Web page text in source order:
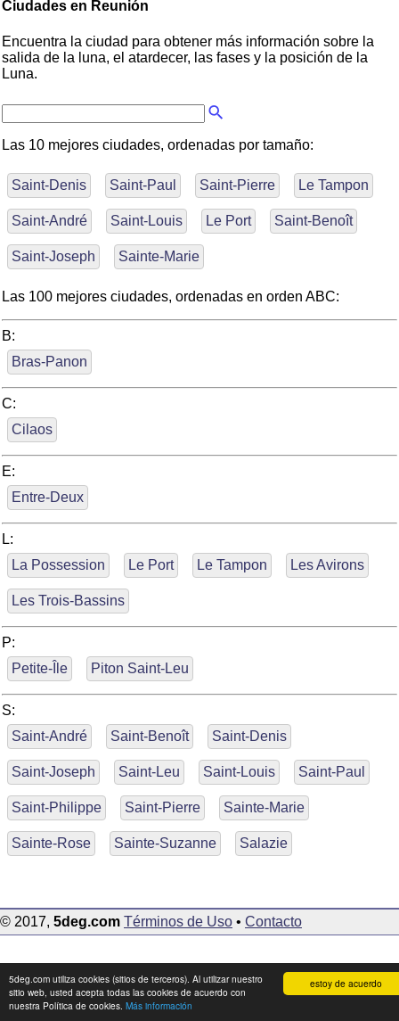
estoy de acuerdo
5deg.com utiliza cookies (sitios de terceros). Al utilizar nuestro
sitio web, usted acepta todas las cookies de acuerdo con
nuestra Política de cookies. Más información
Ciudades en Reunión
Encuentra la ciudad para obtener más información sobre la
salida de la luna, el atardecer, las fases y la posición de la
Luna.
Las 10 mejores ciudades, ordenadas por tamaño:
Saint-Denis Saint-Paul Saint-Pierre Le Tampon
Saint-André Saint-Louis Le Port Saint-Benoît
Saint-Joseph Sainte-Marie
Las 100 mejores ciudades, ordenadas en orden ABC:
B:
Bras-Panon
C:
Cilaos
E:
Entre-Deux
L:
La Possession
Le Port Le Tampon Les Avirons
Les Trois-Bassins
P:
Petite-Île
Piton Saint-Leu
S:
Saint-André
Saint-Benoît Saint-Denis
Saint-Joseph Saint-Leu Saint-Louis Saint-Paul
Saint-Philippe Saint-Pierre Sainte-Marie
Sainte-Rose Sainte-Suzanne Salazie
© 2017, 5deg.com Términos de Uso • Contacto